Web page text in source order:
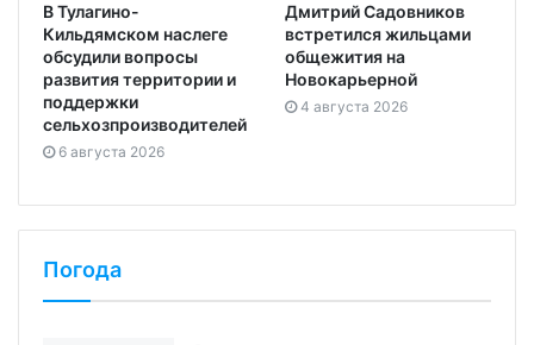
В Тулагино-
Кильдямском наслеге
обсудили вопросы
развития территории и
поддержки
сельхозпроизводителей
6 августа 2026
Дмитрий Садовников
встретился жильцами
общежития на
Новокарьерной
4 августа 2026
Погода